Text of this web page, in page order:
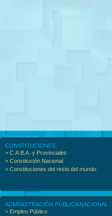
CONSTITUCIONES
> C.A.B.A. y Provinciales
> Constitución Nacional
> Constituciones del resto del mundo
ADMINISTRACIÓN PÚBLICA NACIONAL
> Empleo Público